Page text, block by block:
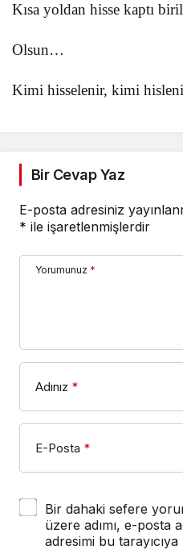
Kısa yoldan hisse kaptı
Olsun…
Kimi hisselenir, kimi
Bir Cevap Yaz
E-posta adresiniz
* ile işaretlenmişlerdir
Yorumunuz *
Adınız *
E-Posta *
Bir dahaki sefere
üzere adımı, e-posta
adresimi bu tarayıcıya